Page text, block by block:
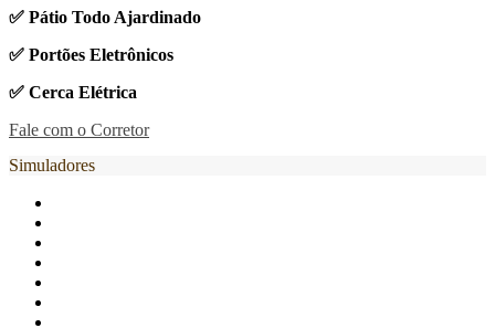
✅ Pátio Todo Ajardinado
✅ Portões Eletrônicos
✅ Cerca Elétrica
Fale com o Corretor
Simuladores